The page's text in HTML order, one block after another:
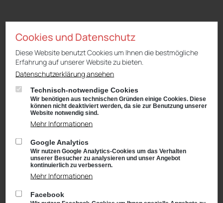
CUPRA & SEAT
99867 Gotha
Anfahrt:
Route planen mit Google Maps
Tel.: +49 (0) 3621 45040
Öffnungszeiten
Service: Mo – Fr von 08:00 – 18:00 Uhr
und Sa von 09:00 – 13:00 Uhr
Teiledienst: Mo – Fr von 08:00 – 17:00 Uhr
und Sa von 09:00 – 13:00 Uhr
Verkauf: Mo – Fr von 08:00 – 18:00 Uhr
und Sa von 09:00 – 13:00 Uhr
Waschanlage: Mo – Fr von 07:00 – 18:00 Uhr
und Sa von 09:00 – 13:00 Uhr
Cookies und Datenschutz
Diese Website benutzt Cookies um Ihnen die bestmögliche
Erfahrung auf unserer Website zu bieten.
Datenschutzerklärung ansehen
Technisch-notwendige Cookies
Wir benötigen aus technischen Gründen einige Cookies. Diese
können nicht deaktiviert werden, da sie zur Benutzung unserer
Website notwendig sind.
Mehr Informationen
Google Analytics
Wir nutzen Google Analytics-Cookies um das Verhalten
unserer Besucher zu analysieren und unser Angebot
kontinuierlich zu verbessern.
Mehr Informationen
Facebook